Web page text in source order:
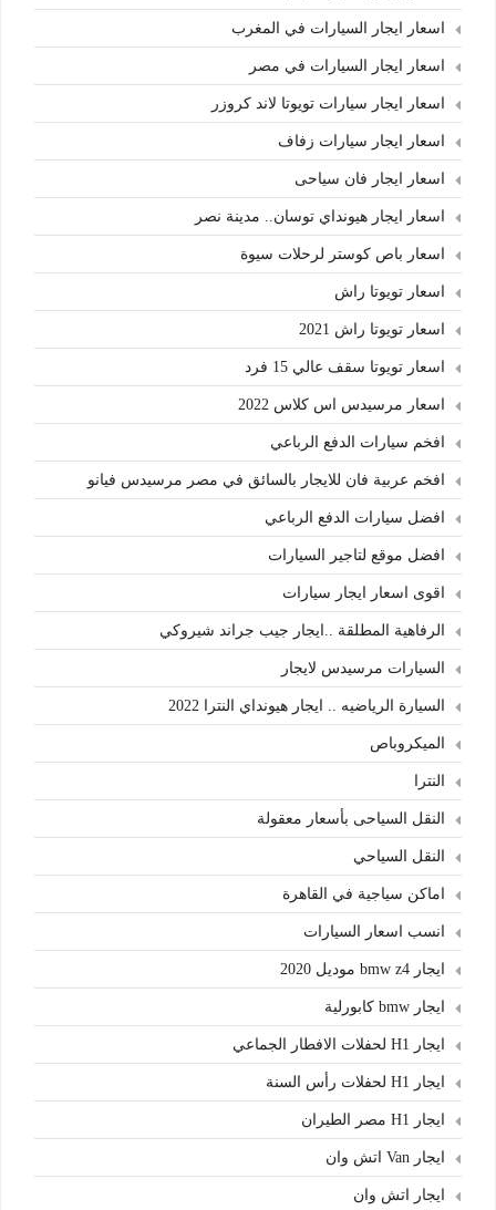
اسعار ايجار السيارات في المغرب
اسعار ايجار السيارات في مصر
اسعار ايجار سيارات تويوتا لاند كروزر
اسعار ايجار سيارات زفاف
اسعار ايجار فان سياحى
اسعار ايجار هيونداي توسان.. مدينة نصر
اسعار باص كوستر لرحلات سيوة
اسعار تويوتا راش
اسعار تويوتا راش 2021
اسعار تويوتا سقف عالي 15 فرد
اسعار مرسيدس اس كلاس 2022
افخم سيارات الدفع الرباعي
افخم عربية فان للايجار بالسائق في مصر مرسيدس فيانو
افضل سيارات الدفع الرباعي
افضل موقع لتاجير السيارات
اقوى اسعار ايجار سيارات
الرفاهية المطلقة ..ايجار جيب جراند شيروكي
السيارات مرسيدس لايجار
السيارة الرياضيه .. ايجار هيونداي النترا 2022
الميكروباص
النترا
النقل السياحى بأسعار معقولة
النقل السياحي
اماكن سياجية في القاهرة
انسب اسعار السيارات
ايجار bmw z4 موديل 2020
ايجار bmw كابورلية
ايجار H1 لحفلات الافطار الجماعي
ايجار H1 لحفلات رأس السنة
ايجار H1 مصر الطيران
ايجار Van اتش وان
ايجار اتش وان